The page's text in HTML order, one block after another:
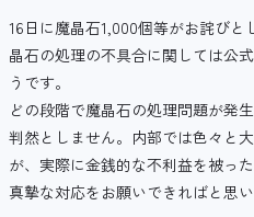
16日に魔晶石1,000個等がお詫び
晶石の処理の不具合に関しては公
うです。
どの段階で魔晶石の処理問題が発
判然としません。内部では色々と
が、実際に金銭的な不利益を被っ
真摯な対応をお願いできればと思い